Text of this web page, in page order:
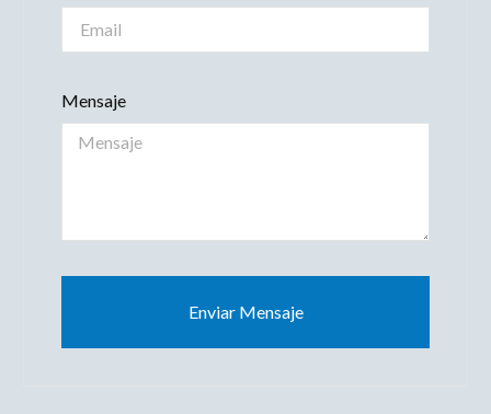
Mensaje
Enviar Mensaje